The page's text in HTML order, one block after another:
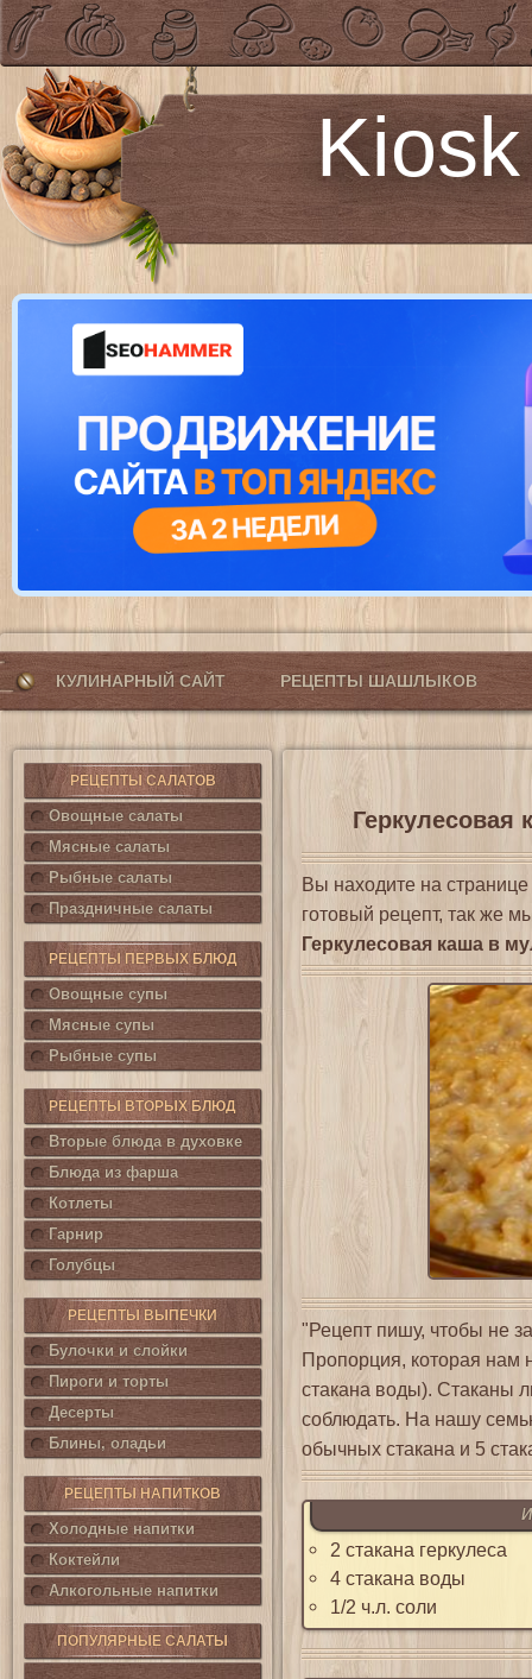
КУЛИНАРНЫЙ САЙТ РЕЦЕПТЫ ШАШЛЫКОВ
РЕЦЕПТЫ САЛАТОВ
Овощные салаты
Мясные салаты
Рыбные салаты
Праздничные салаты
РЕЦЕПТЫ ПЕРВЫХ БЛЮД
Овощные супы
Мясные супы
Рыбные супы
РЕЦЕПТЫ ВТОРЫХ БЛЮД
Вторые блюда в духовке
Блюда из фарша
Котлеты
Гарнир
Голубцы
РЕЦЕПТЫ ВЫПЕЧКИ
Булочки и слойки
Пироги и торты
Десерты
Блины, оладьи
РЕЦЕПТЫ НАПИТКОВ
Холодные напитки
Коктейли
Алкогольные напитки
ПОПУЛЯРНЫЕ САЛАТЫ
Геркулесовая
Вы находите на странице
готовый рецепт, так же
Геркулесовая каша в
"Рецепт пишу, чтобы не
Пропорция, которая нам
стакана воды). Стаканы
соблюдать. На нашу
обычных стакана и 5
2 стакана геркулеса
4 стакана воды
1/2 ч.л. соли